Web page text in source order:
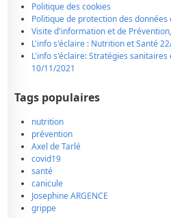
Politique des cookies
Politique de protection des données
Visite d'information et de
L'info s'éclaire : Nutrition et Santé
L'info s'éclaire: Stratégies sanitaires
10/11/2021
Tags populaires
nutrition
prévention
Axel de Tarlé
covid19
santé
canicule
Josephine ARGENCE
grippe